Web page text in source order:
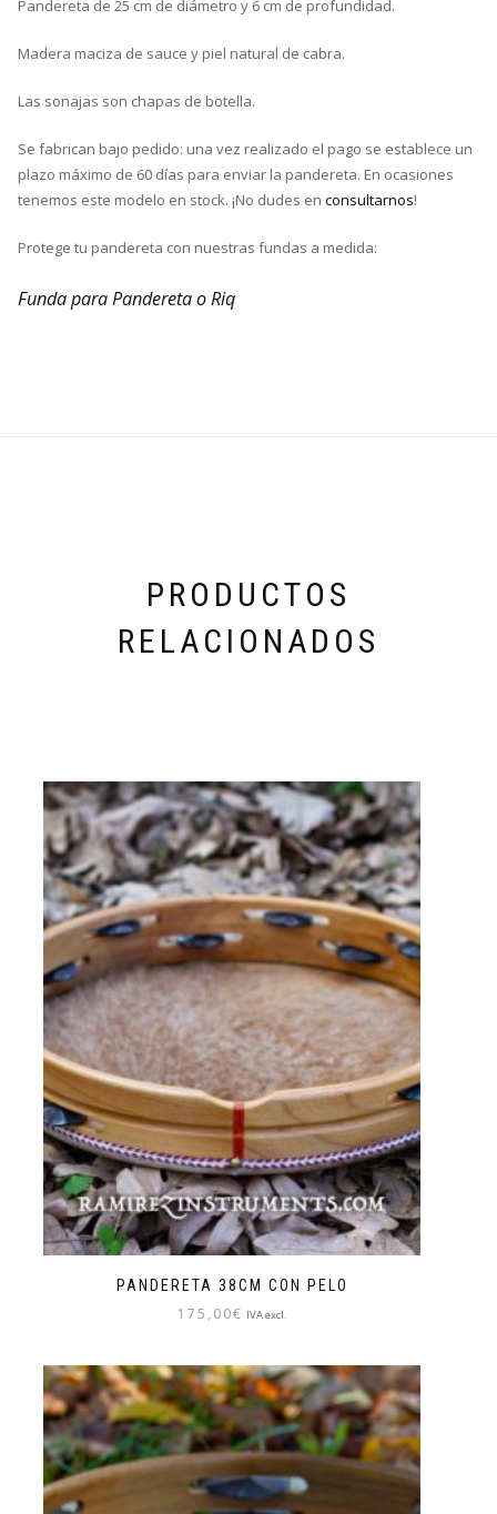
Pandereta de 25 cm de diámetro y 6 cm de profundidad.
Madera maciza de sauce y piel natural de cabra.
Las sonajas son chapas de botella.
Se fabrican bajo pedido: una vez realizado el pago se establece un
plazo máximo de 60 días para enviar la pandereta. En ocasiones
tenemos este modelo en stock. ¡No dudes en consultarnos!
Protege tu pandereta con nuestras fundas a medida:
Funda para Pandereta o Riq
PRODUCTOS
RELACIONADOS
PANDERETA 38CM CON PELO
175,00€ IVA excl.